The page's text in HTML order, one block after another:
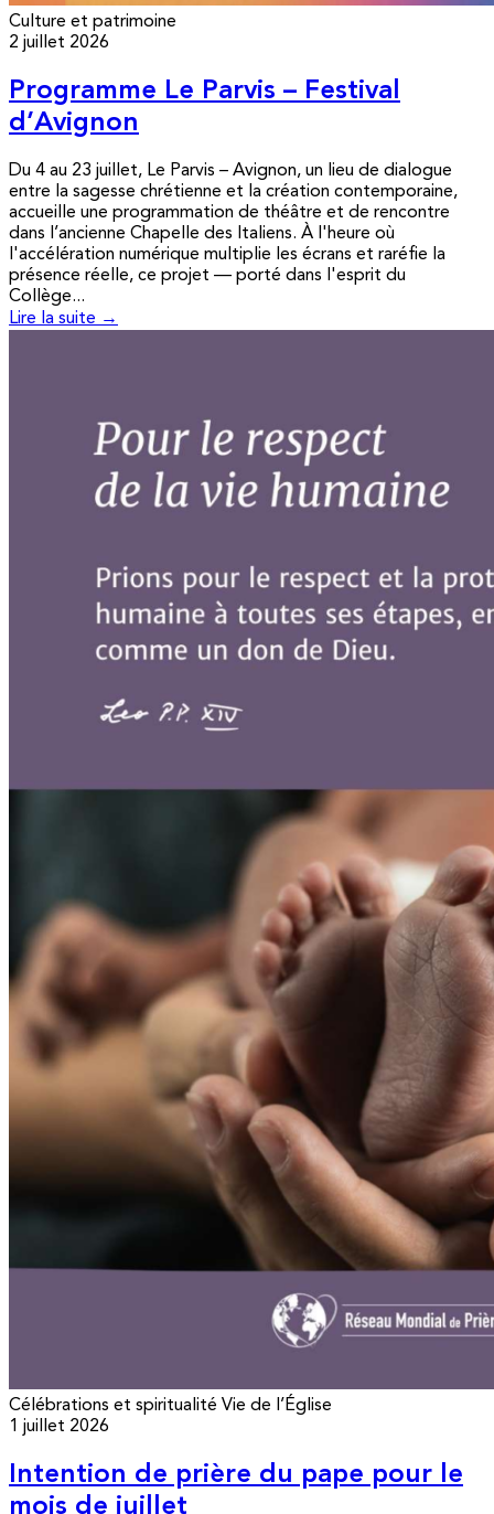
Culture et patrimoine
2 juillet 2026
Programme Le Parvis – Festival
d’Avignon
Du 4 au 23 juillet, Le Parvis – Avignon, un lieu de dialogue
entre la sagesse chrétienne et la création contemporaine,
accueille une programmation de théâtre et de rencontre
dans l’ancienne Chapelle des Italiens. À l'heure où
l'accélération numérique multiplie les écrans et raréfie la
présence réelle, ce projet — porté dans l'esprit du
Collège...
Lire la suite →
Célébrations et spiritualité Vie de l’Église
1 juillet 2026
Intention de prière du pape pour le
mois de juillet